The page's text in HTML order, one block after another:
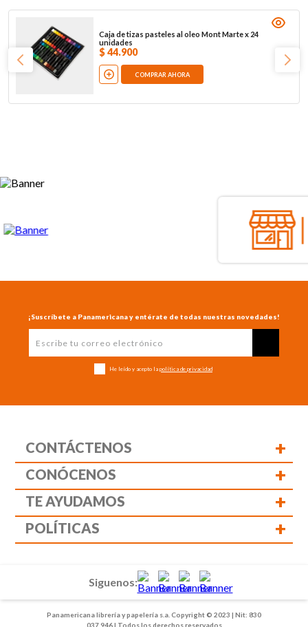
Caja de tizas pasteles al oleo Mont Marte x 24
unidades
$ 44.900
COMPRAR AHORA
¡Suscríbete a Panamericana y entérate de todas nuestras novedades!
He leído y acepto la política de privacidad
CONTÁCTENOS +
CONÓCENOS +
TE AYUDAMOS +
POLÍTICAS +
Panamericana librería y papelería s.a. Copyright © 2023 | Nit: 830
037 946 | Todos los derechos reservados
Siguenos: